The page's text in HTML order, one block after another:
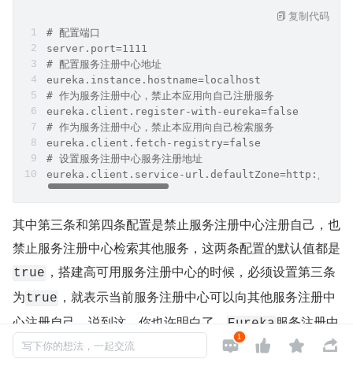
# 配置端口
server.port=1111
# 配置服务注册中心地址
eureka.instance.hostname=localhost
# 作为服务注册中心，禁止本应用向自己注册服务
eureka.client.register-with-eureka=false
# 作为服务注册中心，禁止本应用向自己检索服务
eureka.client.fetch-registry=false
# 设置服务注册中心服务注册地址
eureka.client.service-url.defaultZone=http://
复制代码
其中第三条和第四条配置是禁止服务注册中心注册自己，也
禁止服务注册中心检索其他服务，这两条配置的默认值都是
true ，搭建高可用服务注册中心的时候，必须设置第三条
为true ，就表示当前服务注册中心可以向其他服务注册中
心注册自己，说到这，你也许明白了，
Eureka 服务注册中
心就是一群互相注册的单节点服务注册中心组成的。我们这
写下你的想法，一起交流 
1   